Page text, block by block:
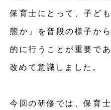
保育士にとって、子ど
態か」を普段の様子か
的に行うことが重要で
改めて意識しました。
今回の研修では、保育